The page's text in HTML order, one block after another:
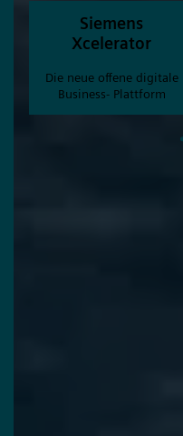
Siemens
Xcelerator
Die neue offene digitale
Business- Plattform